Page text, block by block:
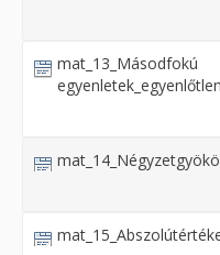
mat_13_Másodfokú